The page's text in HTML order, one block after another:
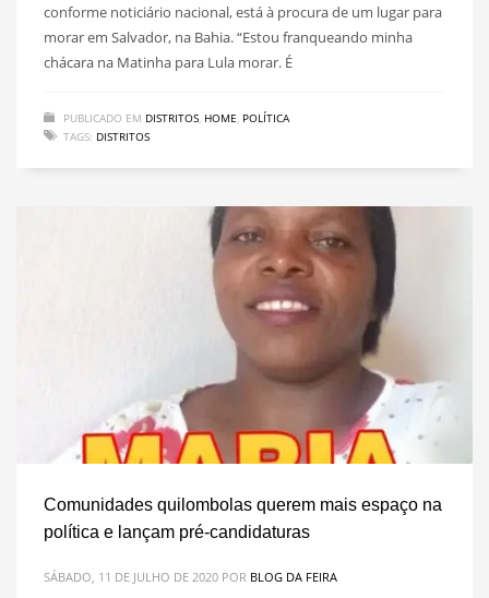
conforme noticiário nacional, está à procura de um lugar para
morar em Salvador, na Bahia. “Estou franqueando minha
chácara na Matinha para Lula morar. É
PUBLICADO EM DISTRITOS, HOME, POLÍTICA
TAGS: DISTRITOS
Comunidades quilombolas querem mais espaço na
política e lançam pré-candidaturas
SÁBADO, 11 DE JULHO DE 2020 POR BLOG DA FEIRA